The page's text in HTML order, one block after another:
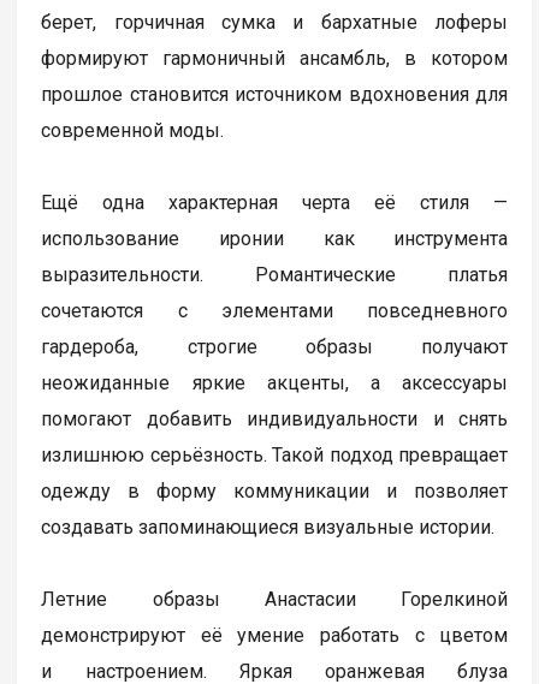
берет, горчичная сумка и бархатные лоферы
формируют гармоничный ансамбль, в котором
прошлое становится источником вдохновения для
современной моды.
Ещё одна характерная черта её стиля —
использование иронии как инструмента
выразительности. Романтические платья
сочетаются с элементами повседневного
гардероба, строгие образы получают
неожиданные яркие акценты, а аксессуары
помогают добавить индивидуальности и снять
излишнюю серьёзность. Такой подход превращает
одежду в форму коммуникации и позволяет
создавать запоминающиеся визуальные истории.
Летние образы Анастасии Горелкиной
демонстрируют её умение работать с цветом
и настроением. Яркая оранжевая блуза